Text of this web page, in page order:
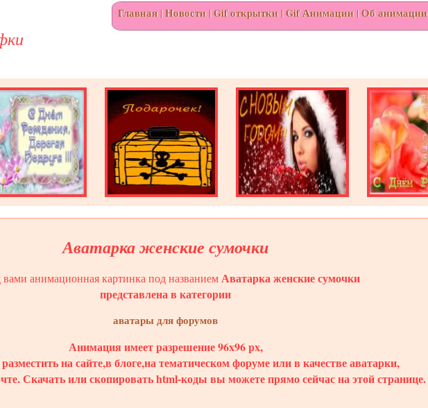
Главная|Новости |Gif открытки |Gif Анимации |Об анимации
Аватарка женские сумочки
анимационная картинка под названиемАватарка женские сумочки
представлена в категории
аватары для форумов
Анимация имеет разрешение 96x96 px,
на сайте,в блоге,на тематическом форуме или в качестве аватарки,
Скачатьили скопировать html-коды вы можете прямо сейчас на этой странице.